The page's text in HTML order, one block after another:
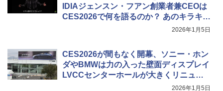
IDIAジェンスン・フアン創業者兼CEOは
CES2026で何を語るのか？ あのキラキラ
革ジャンは豊田章男会長がセレクトした
2026年1月5日
CES2026が間もなく開幕、ソニー・ホン
ダやBMWは力の入った壁面ディスプレイ
LVCCセンターホールが大きくリニュー
2026年1月5日